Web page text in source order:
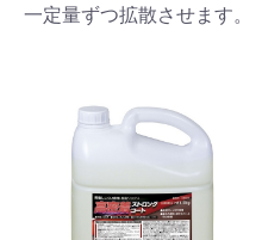
一定量ずつ拡散させます。